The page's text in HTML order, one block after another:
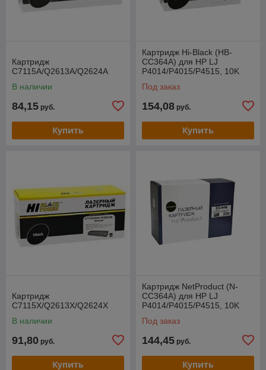
Картридж
C7115A/Q2613А/Q2624A
В наличии
84,15 руб.
Купить
Картридж Hi-Black (HB-
CC364A) для HP LJ
P4014/P4015/P4515, 10K
Под заказ
154,08 руб.
Купить
Картридж
C7115X/Q2613X/Q2624X
В наличии
91,80 руб.
Купить
Картридж NetProduct (N-
CC364A) для HP LJ
P4014/P4015/P4515, 10K
Под заказ
144,45 руб.
Купить